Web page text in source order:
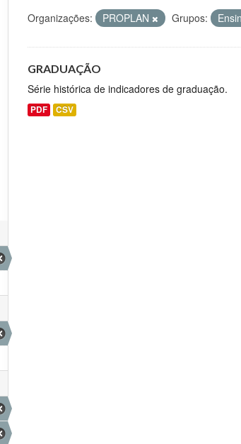
Organizações: PROPLAN Grupos:
GRADUAÇÃO
Série histórica de indicadores de graduação.
PDF CSV